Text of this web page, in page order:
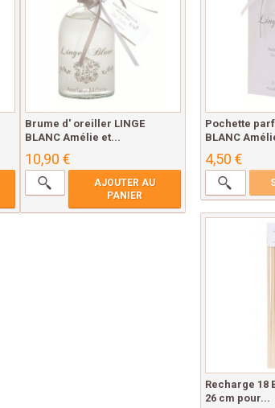
Brume d' oreiller LINGE
BLANC Amélie et...
10,90 €
AJOUTER AU
PANIER
Pochette
BLANC
4,50 €
Recharge 18
26 cm pour...